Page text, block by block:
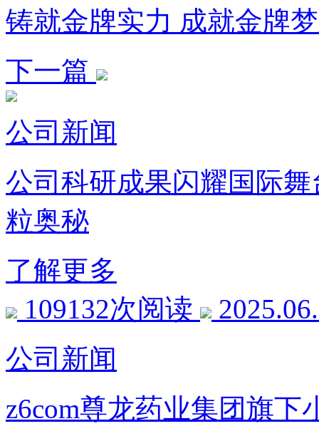
铸就金牌实力 成就金牌
下一篇
公司新闻
公司科研成果闪耀国际
粒奥秘
了解更多
109132次阅读
公司新闻
z6com尊龙药业集团旗下